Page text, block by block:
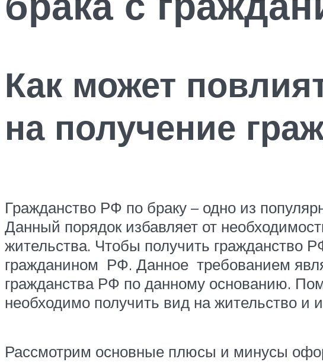
Как может
на получение
Гражданство РФ по браку – одно из
Данный порядок избавляет от
жительства. Чтобы получить гражданство
гражданином РФ. Данное требованием
гражданства РФ по данному основанию.
необходимо получить вид на жительство и
Рассмотрим основные плюсы и минусы